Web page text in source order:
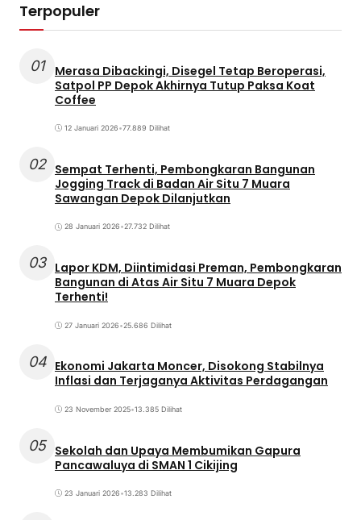
Terpopuler
01
Merasa Dibackingi, Disegel Tetap Beroperasi,
Satpol PP Depok Akhirnya Tutup Paksa Koat
Coffee
12 Januari 2026•77.889 Dilihat
02 Sempat Terhenti, Pembongkaran Bangunan
Jogging Track di Badan Air Situ 7 Muara
Sawangan Depok Dilanjutkan
28 Januari 2026•27.732 Dilihat
03 Lapor KDM, Diintimidasi Preman, Pembongkaran
Bangunan di Atas Air Situ 7 Muara Depok
Terhenti!
27 Januari 2026•25.686 Dilihat
04 Ekonomi Jakarta Moncer, Disokong Stabilnya
Inflasi dan Terjaganya Aktivitas Perdagangan
23 November 2025•13.385 Dilihat
05 Sekolah dan Upaya Membumikan Gapura
Pancawaluya di SMAN 1 Cikijing
23 Januari 2026•13.283 Dilihat